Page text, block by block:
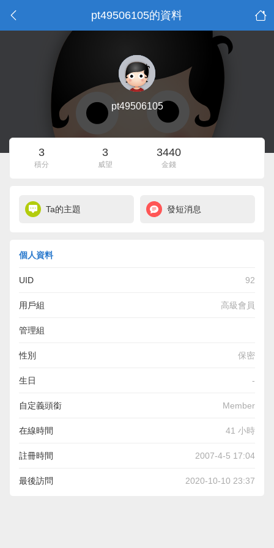
pt49506105的資料
pt49506105
3
積分
3
威望
3440
金錢
Ta的主題 發短消息
個人資料
UID 92
用戶組 高級會員
管理組
性別 保密
生日 -
自定義頭銜 Member
在線時間 41 小時
註冊時間 2007-4-5 17:04
最後訪問 2020-10-10 23:37